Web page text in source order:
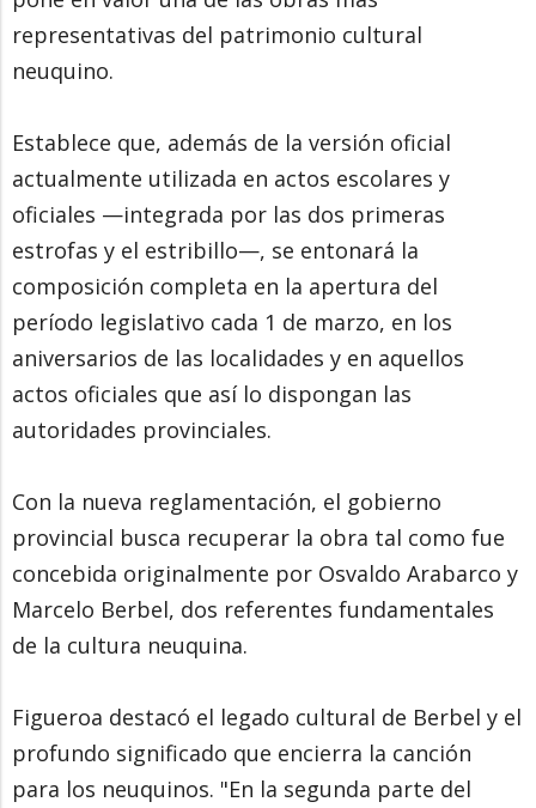
representativas del patrimonio cultural
neuquino.
Establece que, además de la versión oficial
actualmente utilizada en actos escolares y
oficiales —integrada por las dos primeras
estrofas y el estribillo—, se entonará la
composición completa en la apertura del
período legislativo cada 1 de marzo, en los
aniversarios de las localidades y en aquellos
actos oficiales que así lo dispongan las
autoridades provinciales.
Con la nueva reglamentación, el gobierno
provincial busca recuperar la obra tal como fue
concebida originalmente por Osvaldo Arabarco y
Marcelo Berbel, dos referentes fundamentales
de la cultura neuquina.
Figueroa destacó el legado cultural de Berbel y el
profundo significado que encierra la canción
para los neuquinos. "En la segunda parte del